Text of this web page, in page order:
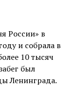
России» в
и собрала в
10 тысяч
был
Ленинграда.